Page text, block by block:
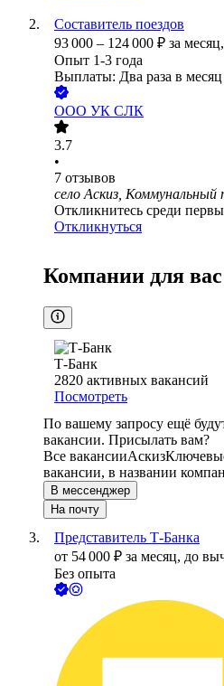
Составитель поездов
93 000 – 124 000 ₽ за месяц,
Опыт 1-3 года
Выплаты: Два раза в месяц
ООО УК СЛК
3.7
•
7 отзывов
село Аскиз, Коммунальный
Откликнитесь среди
Откликнуться
Компании для вас
Т-Банк
2820 активных вакансий
Посмотреть
По вашему запросу ещё
вакансии. Присылать вам?
Все вакансииАскиз
вакансии, в названии
В мессенджер
На почту
Представитель Т-Банка
от 54 000 ₽ за месяц, до
Без опыта